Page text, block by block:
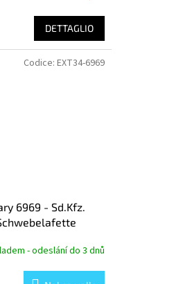
DETTAGLIO
6969 - Sd.Kfz.
- odeslání do 3 dnů
Codice: EXT34-6969